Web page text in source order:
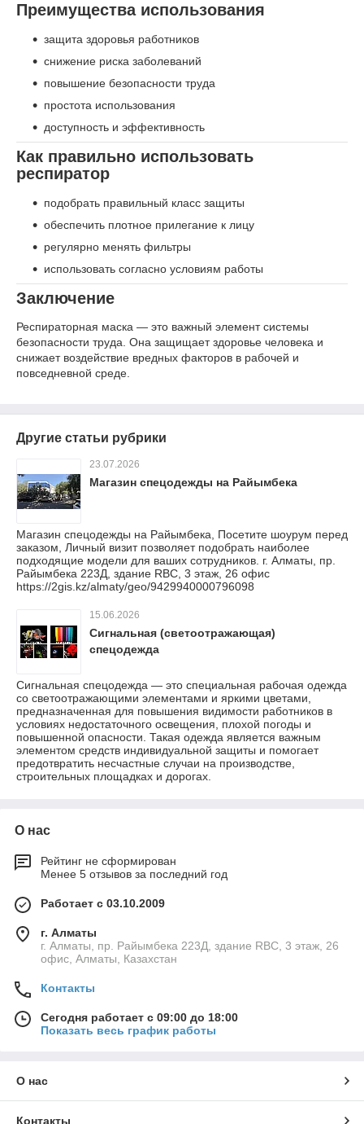
Преимущества использования
защита здоровья работников
снижение риска заболеваний
повышение безопасности труда
простота использования
доступность и эффективность
Как правильно использовать
респиратор
подобрать правильный класс защиты
обеспечить плотное прилегание к лицу
регулярно менять фильтры
использовать согласно условиям работы
Заключение
Респираторная маска — это важный элемент системы
безопасности труда. Она защищает здоровье человека и
снижает воздействие вредных факторов в рабочей и
повседневной среде.
Другие статьи рубрики
23.07.2026
Магазин спецодежды на Райымбека
Магазин спецодежды на Райымбека, Посетите шоурум перед
заказом, Личный визит позволяет подобрать наиболее
подходящие модели для ваших сотрудников. г. Алматы, пр.
Райымбека 223Д, здание RBC, 3 этаж, 26 офис
https://2gis.kz/almaty/geo/9429940000796098
15.06.2026
Сигнальная (светоотражающая)
спецодежда
Сигнальная спецодежда — это специальная рабочая одежда
со светоотражающими элементами и яркими цветами,
предназначенная для повышения видимости работников в
условиях недостаточного освещения, плохой погоды и
повышенной опасности. Такая одежда является важным
элементом средств индивидуальной защиты и помогает
предотвратить несчастные случаи на производстве,
строительных площадках и дорогах.
О нас
Рейтинг не сформирован
Менее 5 отзывов за последний год
Работает с 03.10.2009
г. Алматы
г. Алматы, пр. Райымбека 223Д, здание RBC, 3 этаж, 26
офис, Алматы, Казахстан
Контакты
Сегодня работает с 09:00 до 18:00
Показать весь график работы
О нас
Контакты